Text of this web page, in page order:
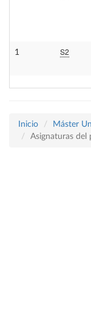
1 S2
Inicio
Máster
Asignaturas del